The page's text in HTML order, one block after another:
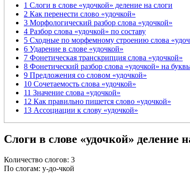
1 Слоги в слове «удочкой» деление на слоги
2 Как перенести слово «удочкой»
3 Морфологический разбор слова «удочкой»
4 Разбор слова «удочкой» по составу
5 Сходные по морфемному строению слова
6 Ударение в слове «удочкой»
7 Фонетическая транскрипция слова «удочкой»
8 Фонетический разбор слова «удочкой» на
9 Предложения со словом «удочкой»
10 Сочетаемость слова «удочкой»
11 Значение слова «удочкой»
12 Как правильно пишется слово «удочкой»
13 Ассоциации к слову «удочкой»
Слоги в слове «удочкой» деление
Количество слогов: 3
По слогам: у-до-чкой